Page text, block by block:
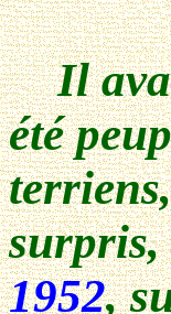
Il avait
été
surpris,
1952,